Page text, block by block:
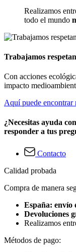
Realizamos
todo el mundo
Trabajamos
Con acciones
impacto
Aquí puede encontrar
¿Necesitas ayuda
responder a tus
Contacto
Calidad probada
Compra de manera
España: envío
Devoluciones
Realizamos
Métodos de pago: